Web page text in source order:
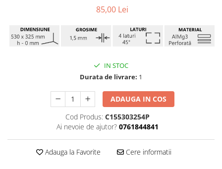
85,00 Lei
IN STOC
Durata de livrare: 1
ADAUGA IN COS
Cod Produs: C155303254P
Ai nevoie de ajutor? 0761844841
Adauga la Favorite Cere informatii